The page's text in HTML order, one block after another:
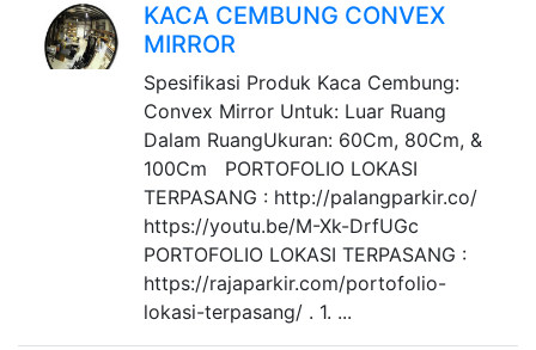
KACA CEMBUNG CONVEX
MIRROR
Spesifikasi Produk Kaca Cembung:
Convex Mirror Untuk: Luar Ruang
Dalam RuangUkuran: 60Cm, 80Cm, &
100Cm PORTOFOLIO LOKASI
TERPASANG : http://palangparkir.co/
https://youtu.be/M-Xk-DrfUGc
PORTOFOLIO LOKASI TERPASANG :
https://rajaparkir.com/portofolio-
lokasi-terpasang/ . 1. ...